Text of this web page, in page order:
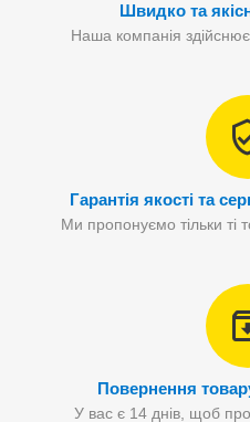
Швидко та
Наша компанія здійснює
Гарантія якості та
Ми пропонуємо тільки ті
Повернення
У вас є 14 днів, щоб